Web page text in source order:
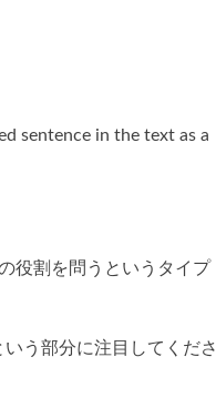
sentence in the text as a
役割を問うというタイプ
う部分に注目してくださ